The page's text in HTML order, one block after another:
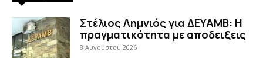
Στέλιος Λημνιός για ΔΕΥΑΜΒ: Η
πραγματικότητα με αποδειξεις
8 Αυγούστου 2026